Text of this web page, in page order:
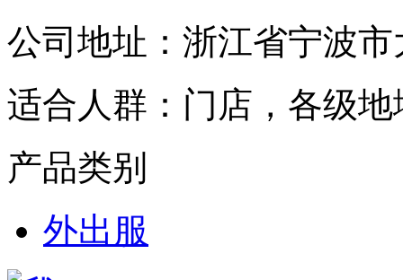
公司地址： 浙江省宁波
适合人群： 门店，各级
产品类别
外出服